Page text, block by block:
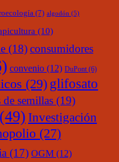
(7) algodón (5)
(10)
(18)consumidores
convenio (12) DuPont (6)
(29) glifosato
de semillas (19)
(49) Investigación
(27)
(17) OGM (12)